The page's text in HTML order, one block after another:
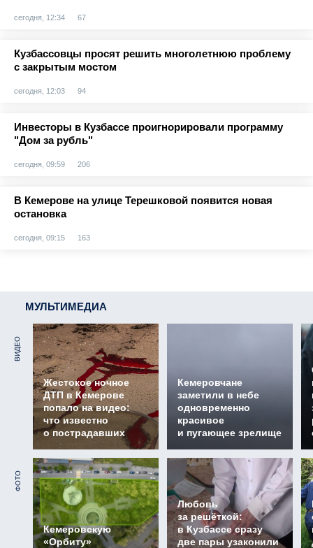
сегодня, 12:34 67
Кузбассовцы просят решить многолетнюю проблему
с закрытым мостом
сегодня, 12:03 94
Инвесторы в Кузбассе проигнорировали программу
"Дом за рубль"
сегодня, 09:59 206
В Кемерове на улице Терешковой появится новая
остановка
сегодня, 09:15 163
МУЛЬТИМЕДИА
ВИДЕО
Жестокое ночное
ДТП в Кемерове
попало на видео:
что известно
о пострадавших
Кемеровчане
заметили в небе
одновременно
красивое
и пугающее зрелище
ФОТО
Кемеровскую
«Орбиту»
Любовь
за решёткой:
в Кузбассе сразу
две пары узаконили